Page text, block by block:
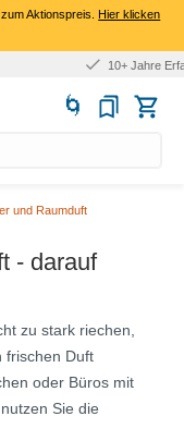
Aktionspreis.Hier klicken
und Raumduft
- darauf
zu stark riechen,
frischen Duft
oder Büros mit
Sie die